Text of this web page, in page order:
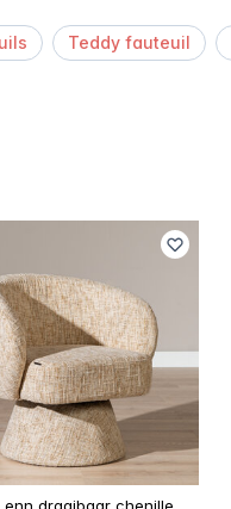
Teddy fauteuil